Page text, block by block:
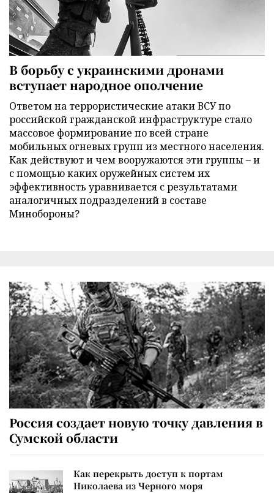
В борьбу с украинскими дронами
вступает народное ополчение
Ответом на террористические атаки ВСУ по
российской гражданской инфраструктуре стало
массовое формирование по всей стране
мобильных огневых групп из местного населения.
Как действуют и чем вооружаются эти группы – и
с помощью каких оружейных систем их
эффективность уравнивается с результатами
аналогичных подразделений в составе
Минобороны?
Россия создает новую точку давления в
Сумской области
Как перекрыть доступ к портам
Николаева из Черного моря